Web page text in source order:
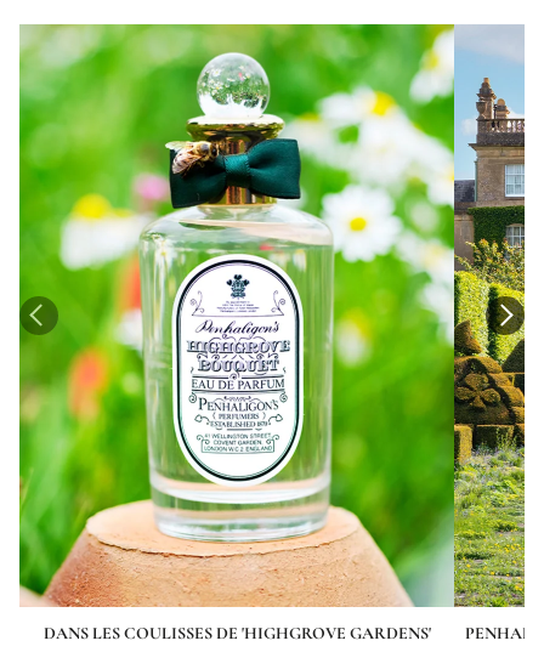
DANS LES COULISSES DE 'HIGHGROVE GARDENS'